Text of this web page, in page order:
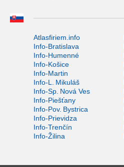
Atlasfiriem.info
Info-Bratislava
Info-Humenné
Info-Košice
Info-Martin
Info-L. Mikuláš
Info-Sp. Nová Ves
Info-Piešťany
Info-Pov. Bystrica
Info-Prievidza
Info-Trenčín
Info-Žilina